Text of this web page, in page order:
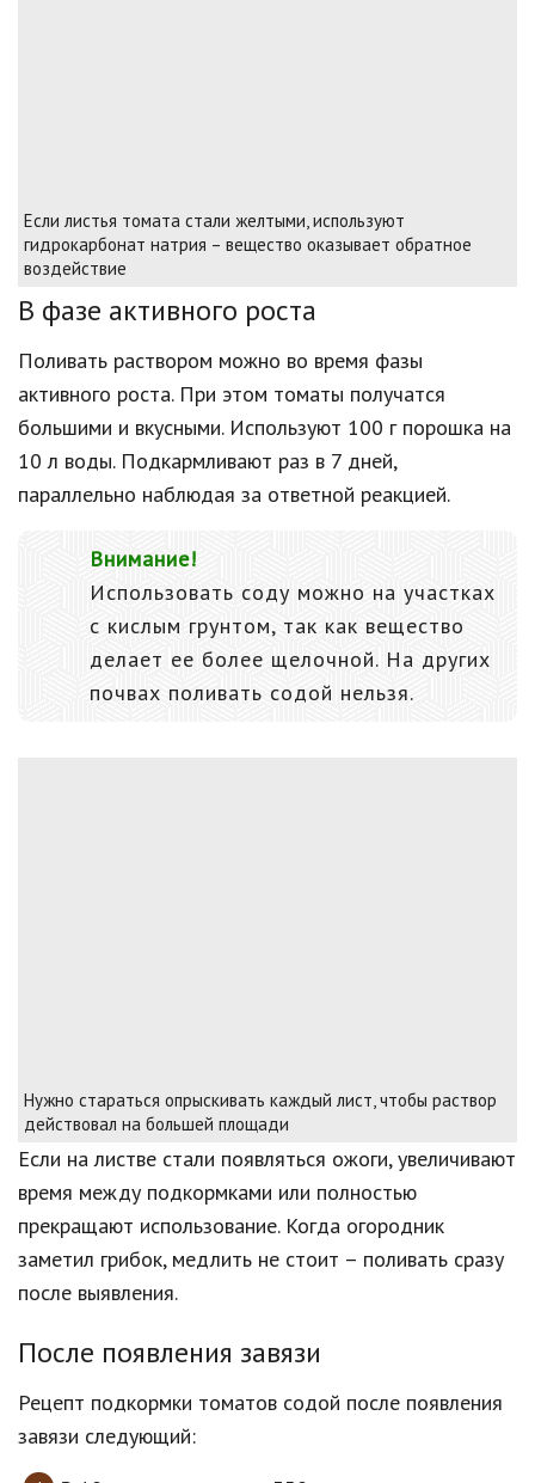
Если листья томата стали желтыми, используют
гидрокарбонат натрия – вещество оказывает обратное
воздействие
В фазе активного роста
Поливать раствором можно во время фазы
активного роста. При этом томаты получатся
большими и вкусными. Используют 100 г порошка на
10 л воды. Подкармливают раз в 7 дней,
параллельно наблюдая за ответной реакцией.
Внимание!
Использовать соду можно на участках
с кислым грунтом, так как вещество
делает ее более щелочной. На других
почвах поливать содой нельзя.
Нужно стараться опрыскивать каждый лист, чтобы раствор
действовал на большей площади
Если на листве стали появляться ожоги, увеличивают
время между подкормками или полностью
прекращают использование. Когда огородник
заметил грибок, медлить не стоит – поливать сразу
после выявления.
После появления завязи
Рецепт подкормки томатов содой после появления
завязи следующий: